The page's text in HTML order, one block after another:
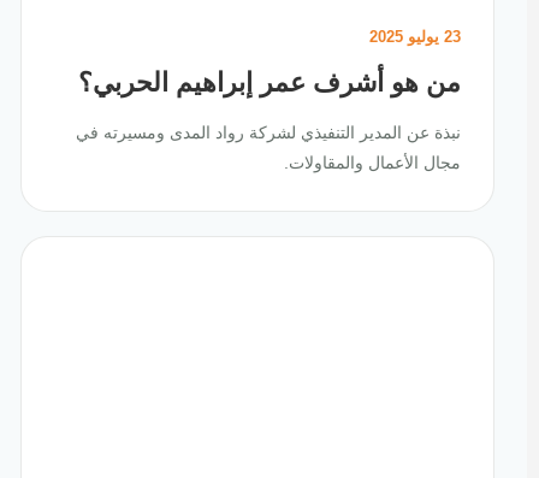
23 يوليو 2025
من هو أشرف عمر إبراهيم الحربي؟
نبذة عن المدير التنفيذي لشركة رواد المدى ومسيرته في
مجال الأعمال والمقاولات.